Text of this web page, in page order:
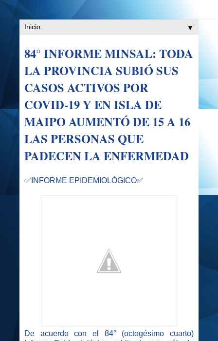
▼
84° INFORME MINSAL: TODA
LA PROVINCIA SUBIÓ SUS
CASOS ACTIVOS POR
COVID-19 Y EN ISLA DE
MAIPO AUMENTÓ DE 15 A 16
LAS PERSONAS QUE
PADECEN LA ENFERMEDAD
✅ INFORME EPIDEMIOLÓGICO✅
De acuerdo con el 84° (octogésimo cuarto)